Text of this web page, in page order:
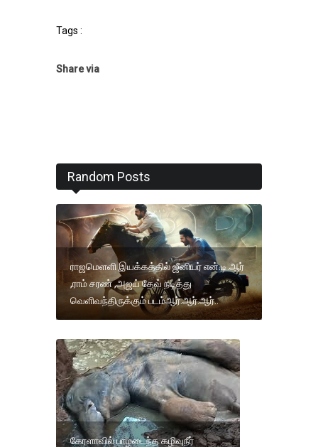
Tags :
Share via
Random Posts
ராஜமெளளி இயக்கத்தில் ஜீனியர் என்.டி.ஆர்
,ராம் சரண் ,அஜய் தேவ் நடித்து
வெளிவந்திருக்கும் படம்ஆர்.ஆர்.ஆர்..
கேரளாவில் பாழடைந்த கழிவுநீர்